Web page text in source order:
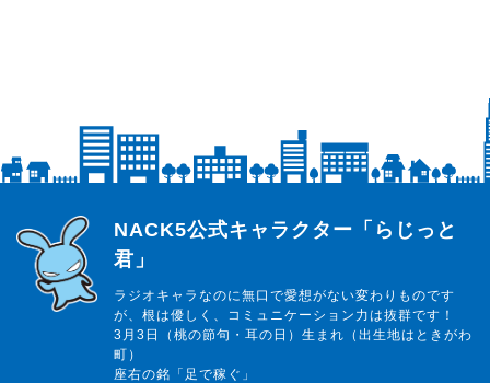
らじっと君
NACK5公式キャラクター「らじっと
君」
ラジオキャラなのに無口で愛想がない変わりものです
が、根は優しく、コミュニケーション力は抜群です！
3月3日（桃の節句・耳の日）生まれ（出生地はときがわ
町）
座右の銘「足で稼ぐ」